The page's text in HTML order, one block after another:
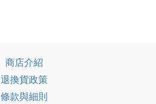
商店介紹
退換貨政策
條款與細則